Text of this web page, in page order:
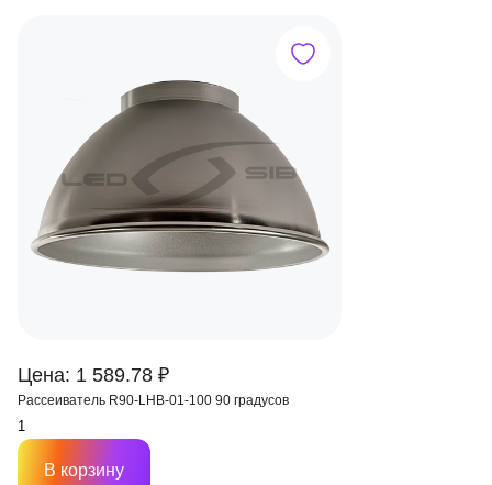
Цена: 1 589.78 ₽
Рассеиватель R90-LHB-01-100 90 градусов
В корзину